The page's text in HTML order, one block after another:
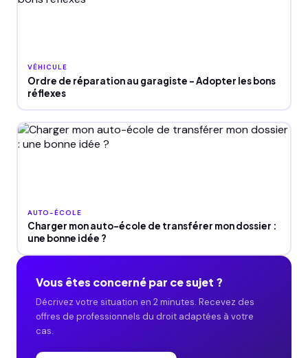
VÉHICULE
Ordre de réparation au garagiste - Adopter les bons
réflexes
AUTO-ÉCOLE
Charger mon auto-école de transférer mon dossier :
une bonne idée ?
Vous êtes concerné par ce sujet ?
Décrivez votre situation en 2 minutes. Recevez des
offres de professionnels du droit adaptées à votre
cas.